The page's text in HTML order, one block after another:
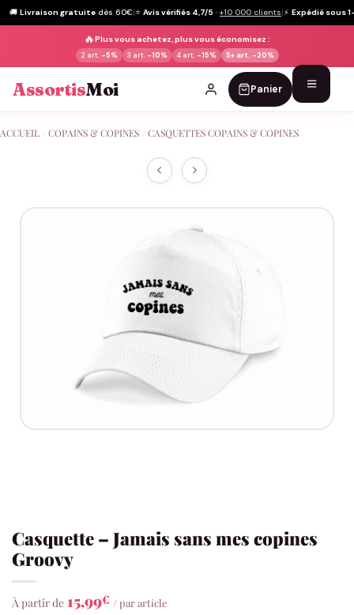
🚚 Livraison gratuite dès 60€|⭐ Avis vérifiés 4,7/5 · +10 000 clients|⚡ Expédié sous
🔥Plus vous achetez, plus vous économisez :
2 art. -5% 3 art. -10% 4 art. -15% 5+ art. -20%
AssortisMoi Panier
au
ACCUEIL COPAINS & COPINES CASQUETTES COPAINS & COPINES
Casquette – Jamais sans mes copines
Groovy
À partir de 15,99€ / par article